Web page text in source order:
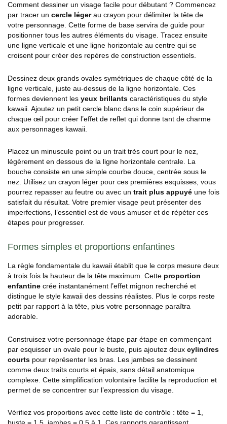
Comment dessiner un visage facile pour débutant ? Commencez
par tracer un cercle légerau crayon pour délimiter la tête de
votre personnage. Cette forme de base servira de guide pour
positionner tous les autres éléments du visage. Tracez ensuite
une ligne verticale et une ligne horizontale au centre qui se
croisent pour créer des repères de construction essentiels.
Dessinez deux grands ovales symétriques de chaque côté de la
ligne verticale, juste au-dessus de la ligne horizontale. Ces
formes deviennent les yeux brillants caractéristiques du style
kawaii. Ajoutez un petit cercle blanc dans le coin supérieur de
chaque œil pour créer l’effet de reflet qui donne tant de charme
aux personnages kawaii.
Placez un minuscule point ou un trait très court pour le nez,
légèrement en dessous de la ligne horizontale centrale. La
bouche consiste en une simple courbe douce, centrée sous le
nez. Utilisez un crayon léger pour ces premières esquisses, vous
pourrez repasser au feutre ou avec un trait plus appuyé une fois
satisfait du résultat. Votre premier visage peut présenter des
imperfections, l’essentiel est de vous amuser et de répéter ces
étapes pour progresser.
Formes simples et proportions enfantines
La règle fondamentale du kawaii établit que le corps mesure deux
à trois fois la hauteur de la tête maximum. Cette proportion
enfantine crée instantanément l’effet mignon recherché et
distingue le style kawaii des dessins réalistes. Plus le corps reste
petit par rapport à la tête, plus votre personnage paraîtra
adorable.
Construisez votre personnage étape par étape en commençant
par esquisser un ovale pour le buste, puis ajoutez deux cylindres
courts pour représenter les bras. Les jambes se dessinent
comme deux traits courts et épais, sans détail anatomique
complexe. Cette simplification volontaire facilite la reproduction et
permet de se concentrer sur l’expression du visage.
Vérifiez vos proportions avec cette liste de contrôle : tête = 1,